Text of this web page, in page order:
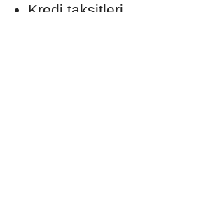
Kredi taksitleri